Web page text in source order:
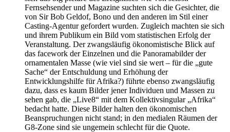
Fernsehsender und Magazine suchten sich die Gesichter, die
von Sir Bob Geldof, Bono und den anderen im Stil einer
Casting-Agentur gefordert wurden. Zugleich machten sie sich
und ihrem Publikum ein Bild vom statistischen Erfolg der
Veranstaltung. Der zwangsläufig ökonomistische Blick auf
das facework der Einzelnen und die Panoramabilder der
ornamentalen Masse (wie viel sind sie wert – für die „gute
Sache“ der Entschuldung und Erhöhung der
Entwicklungshilfe für Afrika?) führte ebenso zwangsläufig
dazu, dass es kaum Bilder jener Individuen und Massen zu
sehen gab, die „Live8“ mit dem Kollektivsingular „Afrika“
bedacht hatte. Diese Bilder halten den ökonomischen
Beanspruchungen nicht stand; in den medialen Räumen der
G8-Zone sind sie ungemein schlecht für die Quote.